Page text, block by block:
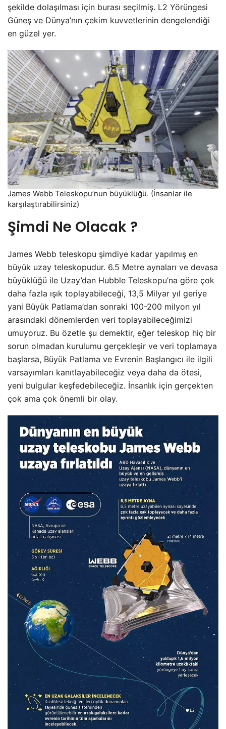
şekilde dolaşılması için burası seçilmiş. L2 Yörüngesi
Güneş ve Dünya’nın çekim kuvvetlerinin dengelendiği
en güzel yer.
James Webb Teleskopu’nun büyüklüğü. (İnsanlar ile
karşılaştırabilirsiniz)
Şimdi Ne Olacak ?
James Webb teleskopu şimdiye kadar yapılmış en
büyük uzay teleskopudur. 6.5 Metre aynaları ve devasa
büyüklüğü ile Uzay’dan Hubble Teleskopu’na göre çok
daha fazla ışık toplayabileceği, 13,5 Milyar yıl geriye
yani Büyük Patlama’dan sonraki 100-200 milyon yıl
arasındaki dönemlerden veri toplayabileceğimizi
umuyoruz. Bu özetle şu demektir, eğer teleskop hiç bir
sorun olmadan kurulumu gerçekleşir ve veri toplamaya
başlarsa, Büyük Patlama ve Evrenin Başlangıcı ile ilgili
varsayımları kanıtlayabileceğiz veya daha da ötesi,
yeni bulgular keşfedebileceğiz. İnsanlık için gerçekten
çok ama çok önemli bir olay.